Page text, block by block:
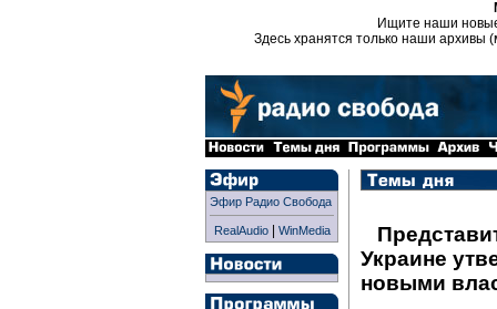
Ищите наши
Здесь хранятся только наши архивы
Эфир Радио Свобода
RealAudio| WinMedia
Украине
новыми